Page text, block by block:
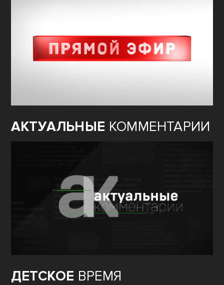
АКТУАЛЬНЫЕ КОММЕНТАРИИ
ДЕТСКОЕ ВРЕМЯ